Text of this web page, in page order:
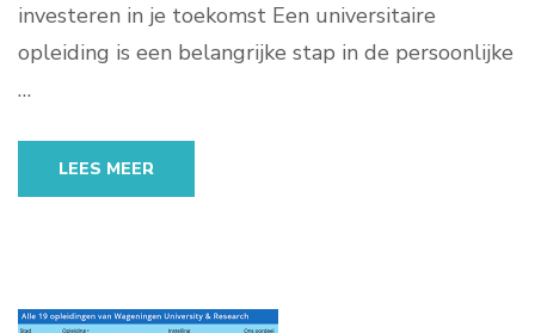
investeren in je toekomst Een universitaire
opleiding is een belangrijke stap in de persoonlijke
…
LEES MEER